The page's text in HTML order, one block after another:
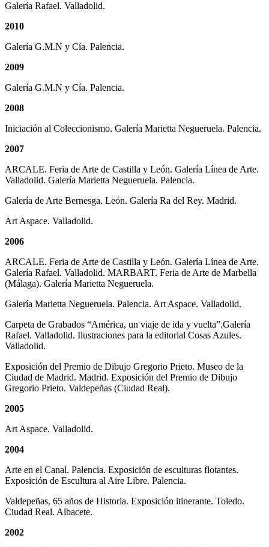
Galería Rafael. Valladolid.
2010
Galería G.M.N y Cía. Palencia.
2009
Galería G.M.N y Cía. Palencia.
2008
Iniciación al Coleccionismo. Galería Marietta Negueruela. Palencia.
2007
ARCALE. Feria de Arte de Castilla y León. Galería Línea de Arte.
Valladolid. Galería Marietta Negueruela. Palencia.
Galería de Arte Bernesga. León. Galería Ra del Rey. Madrid.
Art Aspace. Valladolid.
2006
ARCALE. Feria de Arte de Castilla y León. Galería Línea de Arte.
Galería Rafael. Valladolid. MARBART. Feria de Arte de Marbella
(Málaga). Galería Marietta Negueruela.
Galería Marietta Negueruela. Palencia. Art Aspace. Valladolid.
Carpeta de Grabados “América, un viaje de ida y vuelta”.Galería
Rafael. Valladolid. Ilustraciones para la editorial Cosas Azules.
Valladolid.
Exposición del Premio de Dibujo Gregorio Prieto. Museo de la
Ciudad de Madrid. Madrid. Exposición del Premio de Dibujo
Gregorio Prieto. Valdepeñas (Ciudad Real).
2005
Art Aspace. Valladolid.
2004
Arte en el Canal. Palencia. Exposición de esculturas flotantes.
Exposición de Escultura al Aire Libre. Palencia.
Valdepeñas, 65 años de Historia. Exposición itinerante. Toledo.
Ciudad Real. Albacete.
2002